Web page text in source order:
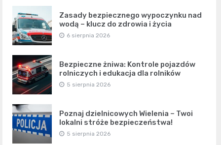
Zasady bezpiecznego wypoczynku nad
wodą – klucz do zdrowia i życia
6 sierpnia 2026
Bezpieczne żniwa: Kontrole pojazdów
rolniczych i edukacja dla rolników
5 sierpnia 2026
Poznaj dzielnicowych Wielenia – Twoi
lokalni stróże bezpieczeństwa!
5 sierpnia 2026